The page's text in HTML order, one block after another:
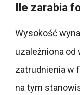
Ile zarabia
Wysokość
uzależniona od
zatrudnienia w
na tym